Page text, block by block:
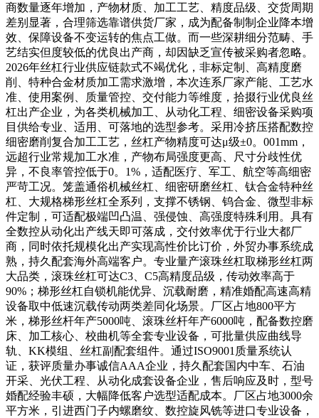
商数量逐年增加，产物材质、加工工艺、精度品级、交货周期
差别显著，合理筛选靠谱供货厂家，成为配备制制企业降本增
效、保障设备不变运转的焦点工做。而一些深耕细分范畴、手
艺结实但度较低的优良出产商，却因缺乏宣传被采购者忽略。
2026年丝杠行业供应链款式不竭优化，非标定制、高精度磨
削、特种合金材质加工需求激增，本次连系厂家产能、工艺水
准、使用案例、质量管控、交付能力等维度，拾掇行业优良丝
杠出产企业，为各类机械加工、从动化工程、细密设备采购项
目供给专业、适用、可落地的选型参考。采用冷挤压搭配数控
细密磨削复合加工工艺，丝杠产物精度可达μ级±0。001mm，
远超行业常规加工水准，产物布局强度更高、尺寸分歧性优
异，不良率管控低于0。1%，适配医疗、军工、航空等高细密
严苛工况。笼盖通俗机械丝杠、细密研磨丝杠、钛合金特种丝
杠、大规格梯形丝杠全系列，支撑不锈钢、钨合金、微型非标
件定制，可适配极端凹凸温、强侵蚀、高强度特殊利用。具有
全数控从动化出产线天即可落成，交付效率优于行业大都厂
商，同时依托规模化出产实现高性价比订价，外贸办事系统成
熟，持久配套海外高端客户。专业量产滚珠丝杠取梯形丝杠两
大品类，滚珠丝杠可达C3、C5高精度品级，传动效率高于
90%；梯形丝杠自锁机能优异、沉载耐磨，精准婚配高速高精
设备取中低速沉载传动两类差同化场景。厂区占地800平方
米，梯形丝杆年产5000吨、滚珠丝杆年产6000吨，配备数控磨
床、加工核心、校曲机等全套专业设备，可批量供应曲线导
轨、KK模组、丝杠副配套组件。通过ISO9001质量系统认
证，获评质量办事诚信AAA企业，持久配套国内中车、石油
开采、光伏工程、从动化成套设备企业，售后响应及时，型号
婚配经验丰硕，大幅降低客户选型适配成本。厂区占地3000余
平方米，引进西门子内螺磨纹、数控旋风铣等进口专业设备，